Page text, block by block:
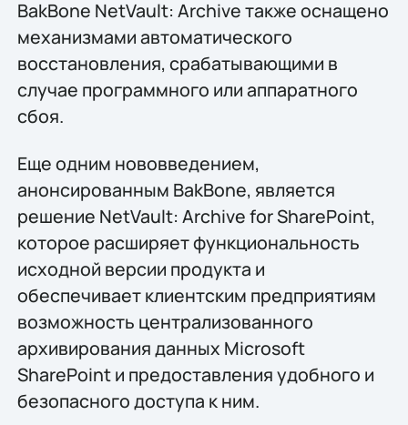
BakBone NetVault: Archive также оснащено
механизмами автоматического
восстановления, срабатывающими в
случае программного или аппаратного
сбоя.
Еще одним нововведением,
анонсированным BakBone, является
решение NetVault: Archive for SharePoint,
которое расширяет функциональность
исходной версии продукта и
обеспечивает клиентским предприятиям
возможность централизованного
архивирования данных Microsoft
SharePoint и предоставления удобного и
безопасного доступа к ним.